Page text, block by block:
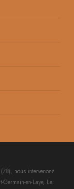
nous intervenons
Germain-en-Laye, Le